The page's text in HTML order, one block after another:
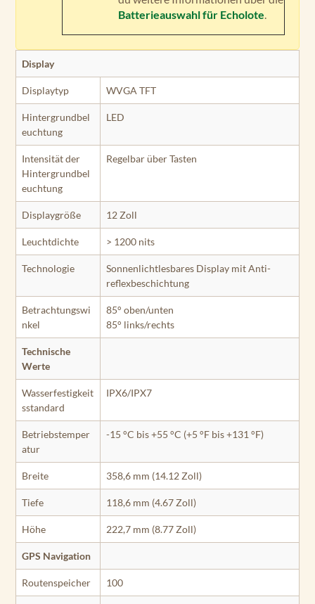
Batterieauswahl für Echolote.
Display
Displaytyp WVGA TFT
Hintergrundbel
euchtung
LED
Intensität der
Hintergrundbel
euchtung
Regelbar über Tasten
Displaygröße 12 Zoll
Leuchtdichte > 1200 nits
Technologie
Sonnenlichtlesbares Display mit Anti­
reflex­beschichtung
Betrachtungswi
nkel
85° oben/unten
85° links/rechts
Technische
Werte
Wasserfestigkeit
sstandard
IPX6/IPX7
Betriebstemper
atur
-15 °C bis +55 °C (+5 °F bis +131 °F)
Breite 358,6 mm (14.12 Zoll)
Tiefe 118,6 mm (4.67 Zoll)
Höhe 222,7 mm (8.77 Zoll)
GPS Navigation
Routenspeicher 100